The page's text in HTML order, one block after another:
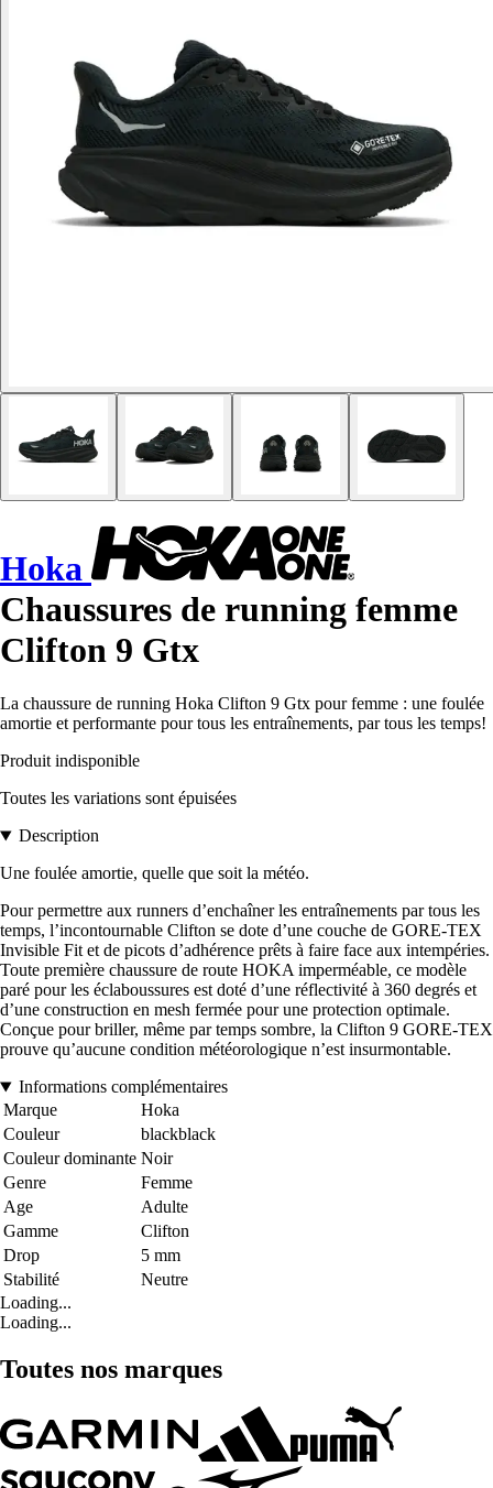
Hoka
Chaussures de running femme
Clifton 9 Gtx
La chaussure de running Hoka Clifton 9 Gtx pour femme : une foulée
amortie et performante pour tous les entraînements, par tous les temps!
Produit indisponible
Toutes les variations sont épuisées
Description
Une foulée amortie, quelle que soit la météo.
Pour permettre aux runners d’enchaîner les entraînements par tous les
temps, l’incontournable Clifton se dote d’une couche de GORE-TEX
Invisible Fit et de picots d’adhérence prêts à faire face aux intempéries.
Toute première chaussure de route HOKA imperméable, ce modèle
paré pour les éclaboussures est doté d’une réflectivité à 360 degrés et
d’une construction en mesh fermée pour une protection optimale.
Conçue pour briller, même par temps sombre, la Clifton 9 GORE-TEX
prouve qu’aucune condition météorologique n’est insurmontable.
Informations complémentaires
Marque
Hoka
Couleur
blackblack
Couleur dominante Noir
Genre
Femme
Age
Adulte
Gamme
Clifton
Drop
5 mm
Stabilité
Neutre
Loading...
Loading...
Toutes nos marques